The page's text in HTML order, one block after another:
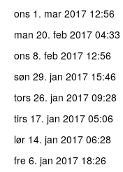
ons 1. mar 2017 12:56
man 20. feb 2017 04:33
ons 8. feb 2017 12:56
søn 29. jan 2017 15:46
tors 26. jan 2017 09:28
tirs 17. jan 2017 05:06
lør 14. jan 2017 06:28
fre 6. jan 2017 18:26